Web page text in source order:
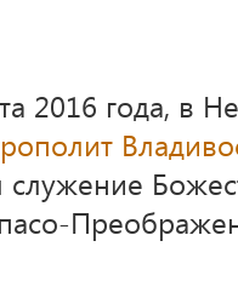
2016 года, в
служение